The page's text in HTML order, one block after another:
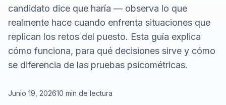
candidato dice que haría — observa lo que
realmente hace cuando enfrenta situaciones que
replican los retos del puesto. Esta guía explica
cómo funciona, para qué decisiones sirve y cómo
se diferencia de las pruebas psicométricas.
Junio 19, 202610 min de lectura